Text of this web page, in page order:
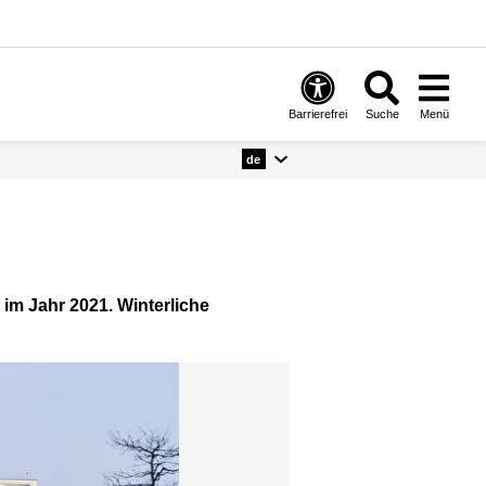
Barrierefrei Suche Menü
de
Jahr 2021. Winterliche